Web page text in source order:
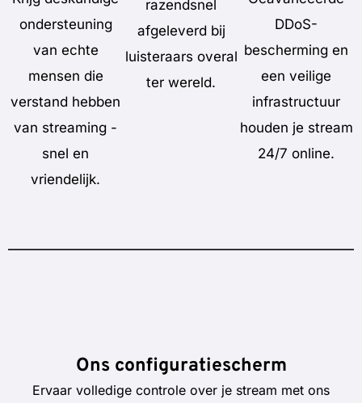
ondersteuning
van echte
mensen die
verstand hebben
van streaming -
snel en
vriendelijk.
razendsnel
afgeleverd bij
luisteraars overal
ter wereld.
DDoS-
bescherming en
een veilige
infrastructuur
houden je stream
24/7 online.
Ons configuratiescherm
Ervaar volledige controle over je stream met ons